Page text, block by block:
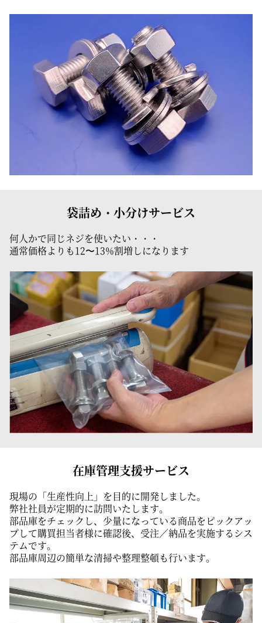
袋詰め・小分けサービス
何人かで同じネジを使いたい・・・
通常価格よりも12〜13%割増しになります
在庫管理支援サービス
現場の「生産性向上」を目的に開発しました。
弊社社員が定期的に訪問いたします。
部品庫をチェックし、少量になっている商品をピックアッ
プして購買担当者様に確認後、受注／納品を実施するシス
テムです。
部品庫周辺の簡単な清掃や整理整頓も行います。